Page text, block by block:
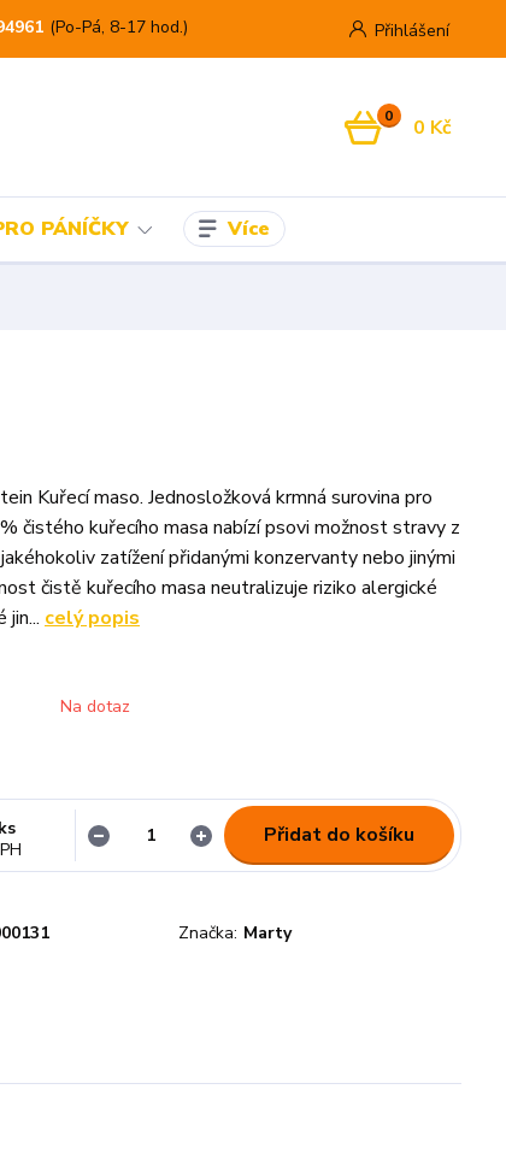
Přihlášení
(Po-Pá, 8-17 hod.)
0 0 Kč
PÁNÍČKY Více
Kuřecí maso. Jednosložková krmná surovina pro
čistého kuřecího masa nabízí psovi možnost stravy z
zatížení přidanými konzervanty nebo jinými
čistě kuřecího masa neutralizuje riziko alergické
jin... celý popis
Na dotaz
Přidat do košíku
Značka: Marty